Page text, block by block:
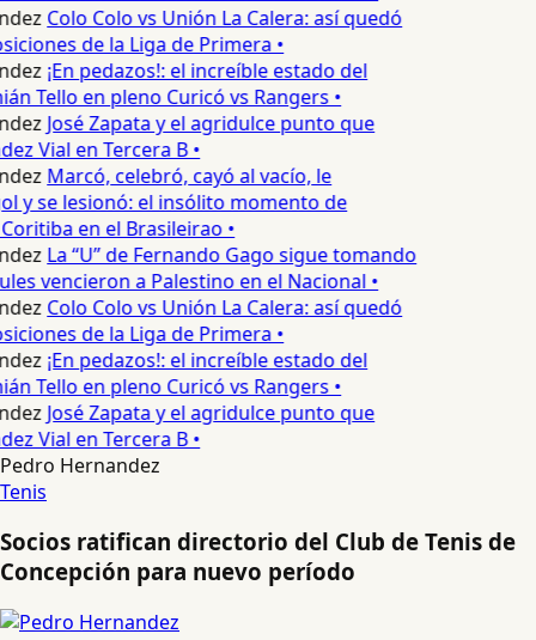
Colo Colo vs Unión La Calera: así quedó
de la Liga de Primera •
¡En pedazos!: el increíble estado del
Tello en pleno Curicó vs Rangers •
José Zapata y el agridulce punto que
Vial en Tercera B •
Marcó, celebró, cayó al vacío, le
y se lesionó: el insólito momento de
en el Brasileirao •
La “U” de Fernando Gago sigue tomando
vencieron a Palestino en el Nacional •
Colo Colo vs Unión La Calera: así quedó
de la Liga de Primera •
¡En pedazos!: el increíble estado del
Tello en pleno Curicó vs Rangers •
José Zapata y el agridulce punto que
Vial en Tercera B •
Pedro Hernandez
Tenis
Socios ratifican directorio del Club de Tenis de
Concepción para nuevo período